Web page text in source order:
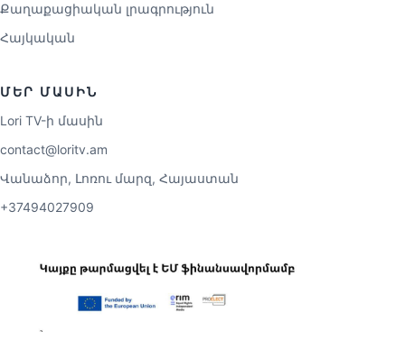
Քաղաքացիական լրագրություն
Հայկական
ՄԵՐ ՄԱՍԻՆ
Lori TV-ի մասին
contact@loritv.am
Վանաձոր, Լոռու մարզ, Հայաստան
+37494027909